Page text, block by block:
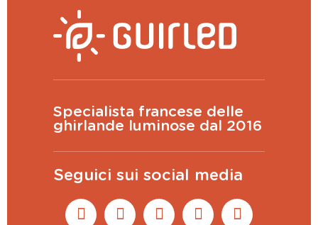
Specialista francese delle
ghirlande luminose dal 2016
Seguici sui social media